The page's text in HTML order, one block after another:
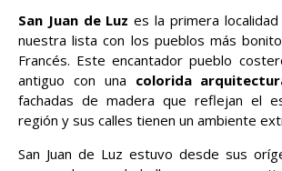
San Juan de Luzes la primera
nuestra lista con los pueblos más
Francés. Este encantador pueblo
antiguo con una colorida
fachadas de madera que reflejan el
región y sus calles tienen un ambiente
San Juan de Luz estuvo desde sus